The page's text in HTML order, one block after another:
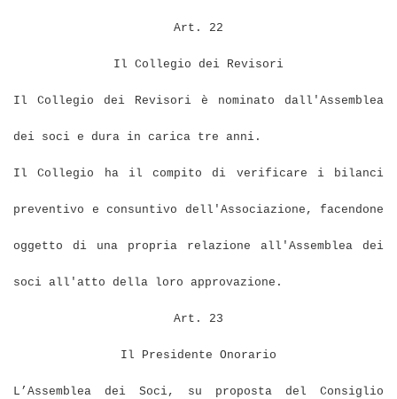
Art. 22
Il Collegio dei Revisori
Il Collegio dei Revisori è nominato dall'Assemblea
dei soci e dura in carica tre anni.
Il Collegio ha il compito di verificare i bilanci
preventivo e consuntivo dell'Associazione, facendone
oggetto di una propria relazione all'Assemblea dei
soci all'atto della loro approvazione.
Art. 23
Il Presidente Onorario
L’Assemblea dei Soci, su proposta del Consiglio